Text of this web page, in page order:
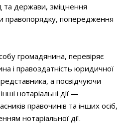
та держави, зміцнення
правопорядку, попередження
громадянина, перевіряє
і правоздатність юридичної
а посвідчуючи
нотаріальні дії —
правочинів та інших осіб,
нотаріальної дії.